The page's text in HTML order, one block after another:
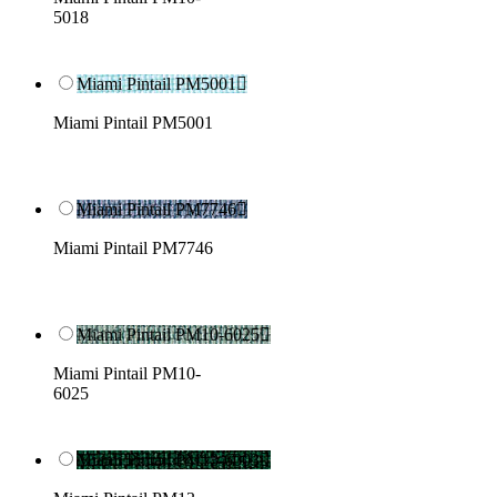
5018
Miami Pintail PM5001
Miami Pintail PM5001
Miami Pintail PM7746
Miami Pintail PM7746
Miami Pintail PM10-6025
Miami Pintail PM10-
6025
Miami Pintail PM13-6003